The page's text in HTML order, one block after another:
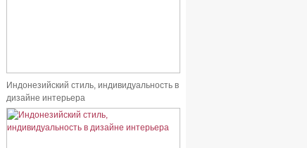
Индонезийский стиль, индивидуальность в
дизайне интерьера